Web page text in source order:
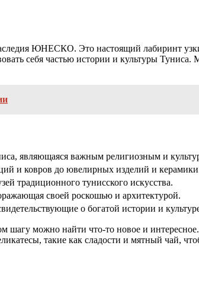
ЮНЕСКО. Это настоящий лабиринт
себя частью истории и культуры
являющаяся важным религиозным и
и ковров до ювелирных изделий и
традиционного тунисского искусства.
своей роскошью и архитектурой.
о богатой истории и
можно найти что-то новое и
такие как сладости и мятный чай,